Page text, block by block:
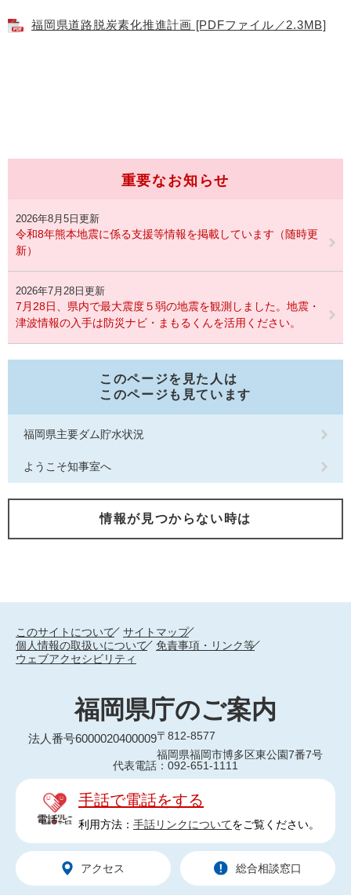
福岡県道路脱炭素化推進計画 [PDFファイル／2.3MB]
重要なお知らせ
2026年8月5日更新
令和8年熊本地震に係る支援等情報を掲載しています（随時更
新）
2026年7月28日更新
7月28日、県内で最大震度５弱の地震を観測しました。地震・
津波情報の入手は防災ナビ・まもるくんを活用ください。
このページを見た人は
このページも見ています
福岡県主要ダム貯水状況
ようこそ知事室へ
情報が見つからない時は
このサイトについて
サイトマップ
個人情報の取扱いについて
免責事項・リンク等
ウェブアクセシビリティ
福岡県庁のご案内
法人番号6000020400009〒812-8577
福岡県福岡市博多区東公園7番7号
代表電話：092-651-1111
手話で電話をする
利用方法： 手話リンクについてをご覧ください。
アクセス 総合相談窓口